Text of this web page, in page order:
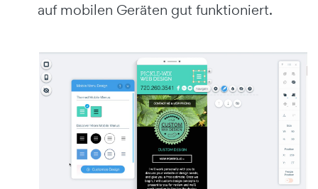
auf mobilen Geräten gut funktioniert.